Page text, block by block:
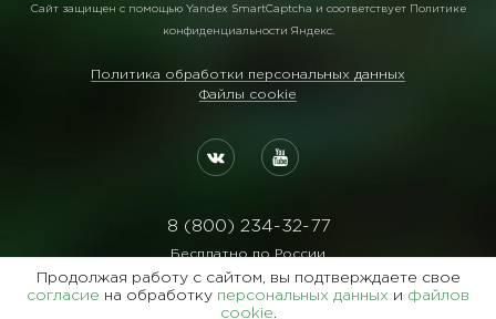
Сайт защищен с помощью Yandex SmartCaptcha и соответствует Политике
конфиденциальности Яндекс.
Политика обработки персональных данных
Файлы cookie
8 (800) 234-32-77
Бесплатно по России
Реквизиты:
ООО Агентство "Славянский Двор"
Продолжая работу с сайтом, вы подтверждаете свое
согласие на обработку персональных данных и файлов
cookie.